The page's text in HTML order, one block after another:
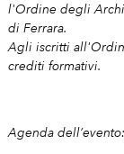
l'Ordine degli
di Ferrara.
Agli iscritti
crediti formativi.
Agenda dell’evento: